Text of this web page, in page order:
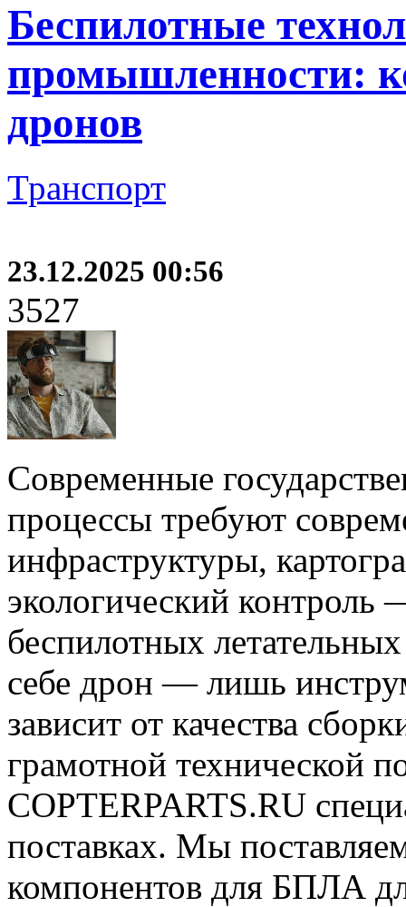
Беспилотные
промышленности:
дронов
Транспорт
23.12.2025 00:56
3527
Современные
процессы требуют
инфраструктуры,
экологический контроль
беспилотных
себе дрон — лишь
зависит от качества
грамотной технической
COPTERPARTS.RU
поставках. Мы
компонентов для БПЛА